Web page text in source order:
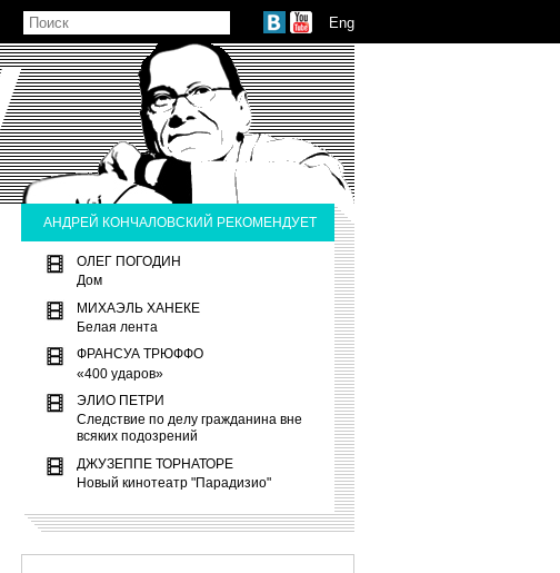
Eng
АНДРЕЙ КОНЧАЛОВСКИЙ РЕКОМЕНДУЕТ
ОЛЕГ ПОГОДИН
Дом
МИХАЭЛЬ ХАНЕКЕ
Белая лента
ФРАНСУА ТРЮФФО
«400 ударов»
ЭЛИО ПЕТРИ
Следствие по делу гражданина вне
всяких подозрений
ДЖУЗЕППЕ ТОРНАТОРЕ
Новый кинотеатр "Парадизио"